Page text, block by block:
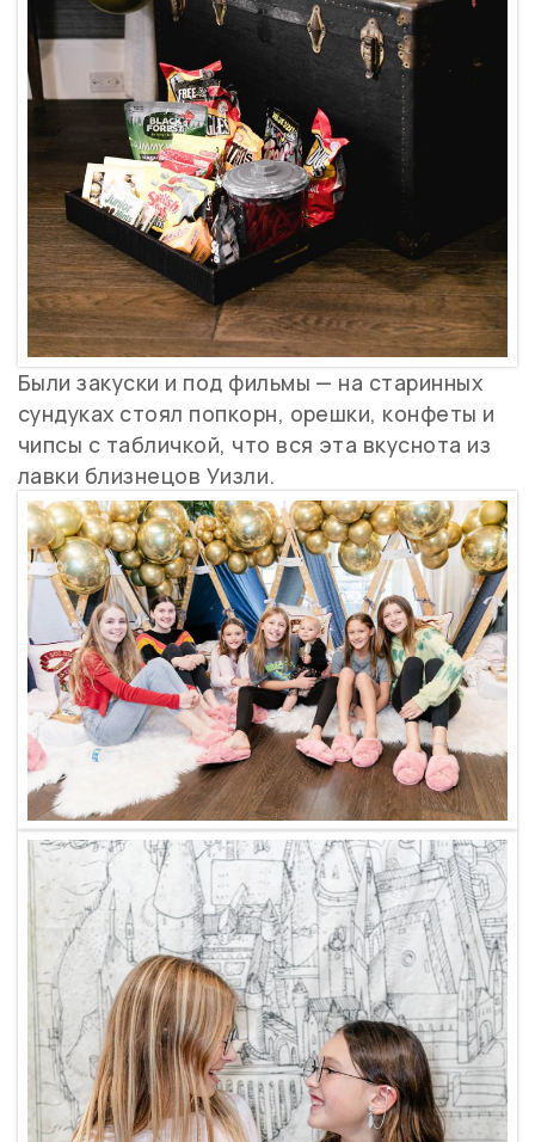
Были закуски и под фильмы — на старинных
сундуках стоял попкорн, орешки, конфеты и
чипсы с табличкой, что вся эта вкуснота из
лавки близнецов Уизли.